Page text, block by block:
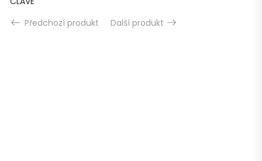
Předchozí produkt
Další produkt